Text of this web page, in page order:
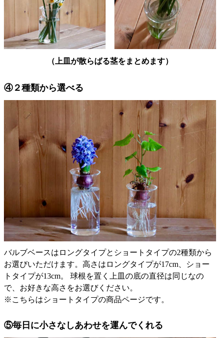
（上皿が散らばる茎をまとめます）
④２種類から選べる
バルブベースはロングタイプとショートタイプの2種類から
お選びいただけます。高さはロングタイプが17cm、ショー
トタイプが13cm。 球根を置く上皿の底の直径は同じなの
で、お好きな高さをお選びください。
※こちらはショートタイプの商品ページです。
⑤毎日に小さなしあわせを運んでくれる